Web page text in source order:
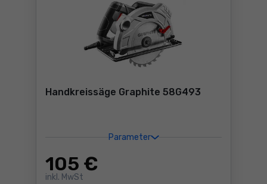
Handkreissäge Graphite 58G493
Parameter
105 €
inkl. MwSt